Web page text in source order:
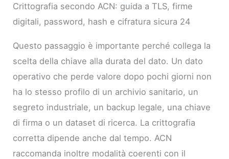
Crittografia secondo ACN: guida a TLS, firme
digitali, password, hash e cifratura sicura 24
Questo passaggio è importante perché collega la
scelta della chiave alla durata del dato. Un dato
operativo che perde valore dopo pochi giorni non
ha lo stesso profilo di un archivio sanitario, un
segreto industriale, un backup legale, una chiave
di firma o un dataset di ricerca. La crittografia
corretta dipende anche dal tempo. ACN
raccomanda inoltre modalità coerenti con il